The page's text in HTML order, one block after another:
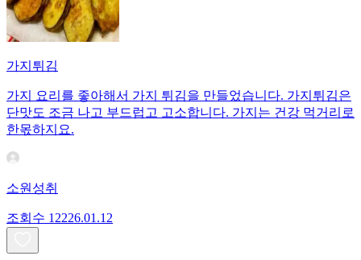
가지튀김
가지 요리를 좋아해서 가지 튀김을 만들었습니다. 가지튀김은
단맛도 조금 나고 부드럽고 고소합니다. 가지는 건강 먹거리로
한몫하지요.
소원성취
조회수 12226.01.12